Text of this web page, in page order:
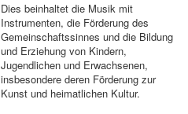
Dies beinhaltet die Musik mit
Instrumenten, die Förderung des
Gemeinschaftssinnes und die Bildung
und Erziehung von Kindern,
Jugendlichen und Erwachsenen,
insbesondere deren Förderung zur
Kunst und heimatlichen Kultur.